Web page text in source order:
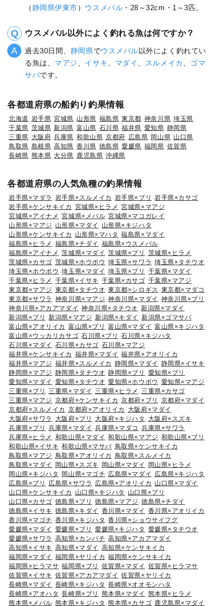
（静岡県伊東市） ウスメバル ・28～32cm・1～3匹。
ウスメバル以外によく釣れる魚は何ですか？
過去30日間、 静岡県でウスメバル以外によく釣れてい
る魚は、 マアジ イサキ マダイ スルメイカ
ゴマ
サバです。
各都道府県の船釣り釣果情報
北海道 岩手県 宮城県 山形県 福島県 東京都 神奈川県 埼玉県
千葉県 茨城県 新潟県 富山県 石川県 福井県 愛知県 静岡県
三重県 大阪府 兵庫県 和歌山県 京都府 広島県 岡山県 山口県
鳥取県 島根県 高知県 香川県 徳島県 愛媛県 福岡県 佐賀県
長崎県 熊本県 大分県 鹿児島県 沖縄県
各都道府県の人気魚種の釣果情報
岩手県×マダラ 岩手県×スルメイカ 岩手県×ブリ
岩手県×カサゴ
岩手県×ケンサキイカ 宮城県×ヒラメ 宮城県×マアジ
宮城県×アイナメ 宮城県×メバル 宮城県×マコガレイ
山形県×マアジ 山形県×マダイ
山形県×キジハタ
山形県×ケンサキイカ
山形県×マハタ 福島県×マダイ
福島県×ヒラメ 福島県×チダイ 福島県×ウスメバル
福島県×アイナメ 茨城県×マダイ 茨城県×ブリ
茨城県×ヒラメ
茨城県×カサゴ 茨城県×ホウボウ 埼玉県×サワラ 埼玉県×タチウオ
埼玉県×ホウボウ 埼玉県×マダイ 埼玉県×ブリ
千葉県×マダイ
千葉県×ヒラメ 千葉県×イサキ 千葉県×カサゴ 千葉県×マアジ
東京都×マアジ 東京都×タチウオ 東京都×シロギス 東京都×マダコ
東京都×サワラ 神奈川県×マアジ 神奈川県×マダイ 神奈川県×ブリ
神奈川県×アカアマダイ 神奈川県×タチウオ 新潟県×マダイ
新潟県×ブリ
新潟県×マアジ 新潟県×キダイ
新潟県×ゴマサバ
富山県×アオリイカ 富山県×ブリ 富山県×マダイ 富山県×キジハタ
富山県×ウッカリカサゴ 石川県×ブリ
石川県×キジハタ
石川県×マダイ 石川県×カサゴ 石川県×マアジ
福井県×ケンサキイカ 福井県×マダイ 福井県×アオリイカ
福井県×マアジ 福井県×スルメイカ 静岡県×マダイ 静岡県×イサキ
静岡県×マアジ 静岡県×タチウオ 静岡県×ブリ
愛知県×ブリ
愛知県×マダイ 愛知県×タチウオ 愛知県×ホウボウ 愛知県×マアジ
三重県×ブリ
三重県×マダイ 三重県×ヒラメ
三重県×カサゴ
三重県×マアジ 京都府×ケンサキイカ 京都府×ブリ
京都府×マダイ
京都府×スルメイカ 京都府×アオリイカ
大阪府×マダイ
大阪府×サワラ
大阪府×ブリ 大阪府×キジハタ
大阪府×スズキ
兵庫県×ブリ
兵庫県×マダイ 兵庫県×マダコ
兵庫県×サワラ
兵庫県×ヒラメ 和歌山県×マダイ 和歌山県×マアジ 和歌山県×ブリ
和歌山県×イサキ 和歌山県×マサバ 鳥取県×ケンサキイカ
鳥取県×マアジ 鳥取県×アオリイカ
鳥取県×スルメイカ
鳥取県×マダイ
岡山県×スズキ 岡山県×マダイ
岡山県×ヒラメ
岡山県×キジハタ
岡山県×マゴチ 広島県×マダイ 広島県×キジハタ
広島県×ブリ
広島県×サワラ 広島県×アオリイカ 山口県×マダイ
山口県×ケンサキイカ
山口県×キジハタ
山口県×ブリ
山口県×カサゴ 徳島県×ブリ 徳島県×マアジ 徳島県×チダイ
徳島県×イサキ 徳島県×キダイ 香川県×マダイ 香川県×アオリイカ
香川県×マゴチ 香川県×キジハタ 香川県×ショウサイフグ
愛媛県×マダイ 愛媛県×ブリ 愛媛県×キジハタ 愛媛県×タチウオ
愛媛県×サワラ 高知県×カンパチ 高知県×アカアマダイ
高知県×イサキ 高知県×マダイ 高知県×ケンサキイカ
福岡県×マダイ 福岡県×ヤリイカ 福岡県×ケンサキイカ
福岡県×ヒラマサ 福岡県×ブリ 佐賀県×マダイ 佐賀県×ヒラマサ
佐賀県×イサキ 佐賀県×アカアマダイ 佐賀県×ヤリイカ
長崎県×マダイ 長崎県×キジハタ 長崎県×オオモンハタ
長崎県×アオハタ 長崎県×ブリ 熊本県×マダイ 熊本県×ヒラメ
熊本県×メバル 熊本県×キジハタ 熊本県×カサゴ 鹿児島県×マダイ